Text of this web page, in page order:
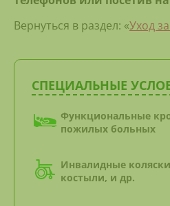
Вернуться в раздел: «Уход
СПЕЦИАЛЬНЫЕ
Функциональные
пожилых больных
Инвалидные
костыли, и др.